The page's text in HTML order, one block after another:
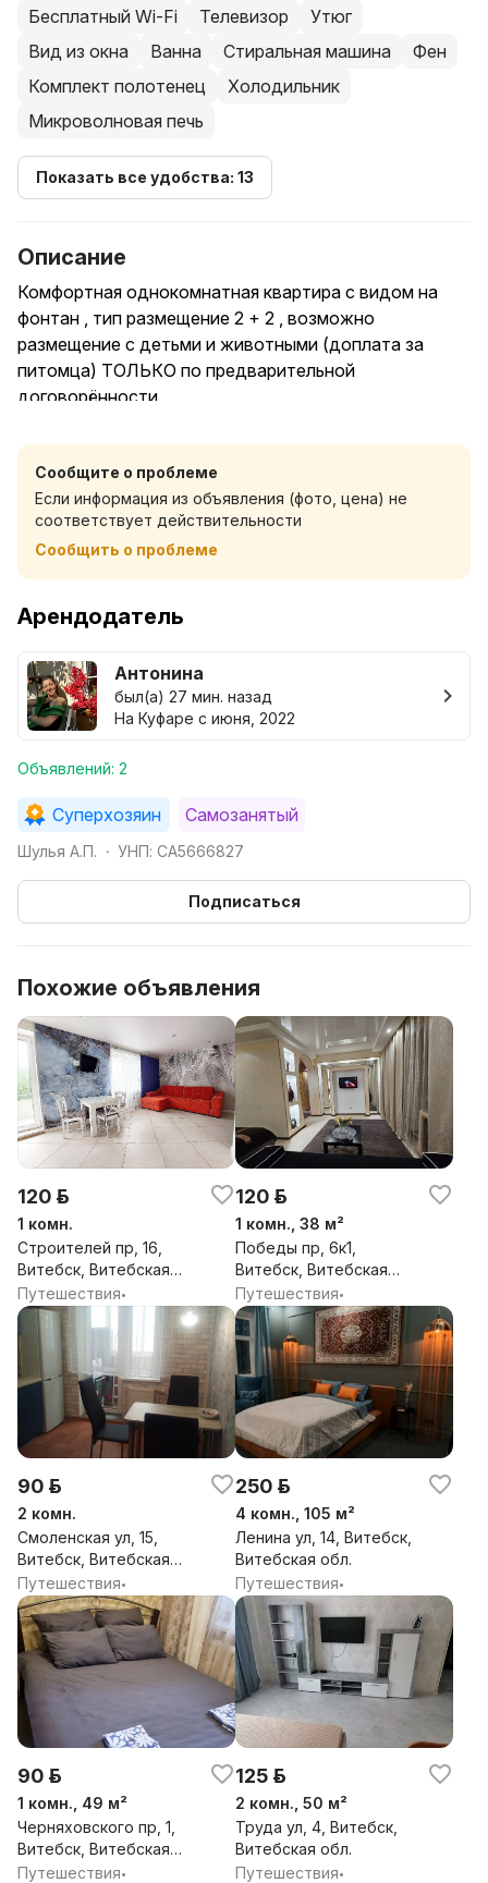
Бесплатный Wi-Fi Телевизор
Утюг
Вид из окна
Ванна Стиральная машина
Фен
Комплект полотенец
Холодильник
Микроволновая печь
Показать все удобства: 13
Описание
Комфортная однокомнатная квартира с видом на
фонтан , тип размещение 2 + 2 , возможно
размещение с детьми и животными (доплата за
питомца) ТОЛЬКО по предварительной
договорённости.
( полотенца , постельное белье , средства личной
гигиены, посуда).
Шумные мероприятия запрещены, заселение лиц
строго старше 22 лет, залог на мое усмотрение при
заселении, возвращается в случае соблюдения всех
оговоренных условий. Курение в квартире строго
запрещено.
Цена в объявлении указана как старт за одного
человека в будний день (в выходные дни,
праздничные, дни повышенного спроса цена выше).
Сообщите о проблеме
Если информация из объявления (фото, цена) не
соответствует действительности
Сообщить о проблеме
Арендодатель
Антонина
был(а) 27 мин. назад
На Куфаре с июня, 2022
Объявлений: 2
Суперхозяин Самозанятый
Шулья А.П. • УНП: CA5666827
Подписаться
Похожие объявления
120 р.
1 комн.
Строителей пр, 16,
Витебск, Витебская
обл.
Путешествия•
120 р.
1 комн., 38 м²
Победы пр, 6к1,
Витебск, Витебская
обл.
Путешествия•
90 р.
2 комн.
Смоленская ул, 15,
Витебск, Витебская
обл.
Путешествия•
250 р.
4 комн., 105 м²
Ленина ул, 14, Витебск,
Витебская обл.
Путешествия•
90 р.
1 комн., 49 м²
Черняховского пр, 1,
Витебск, Витебская
обл.
Путешествия•
125 р.
2 комн., 50 м²
Труда ул, 4, Витебск,
Витебская обл.
Путешествия•